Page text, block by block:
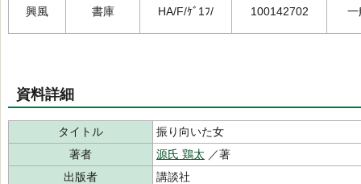
興風 書庫 HA/F/ｹﾞ1ﾌ/ 100142702 一
資料詳細
タイトル
振り向いた女
著者
源氏 鶏太 ／著
出版者
講談社